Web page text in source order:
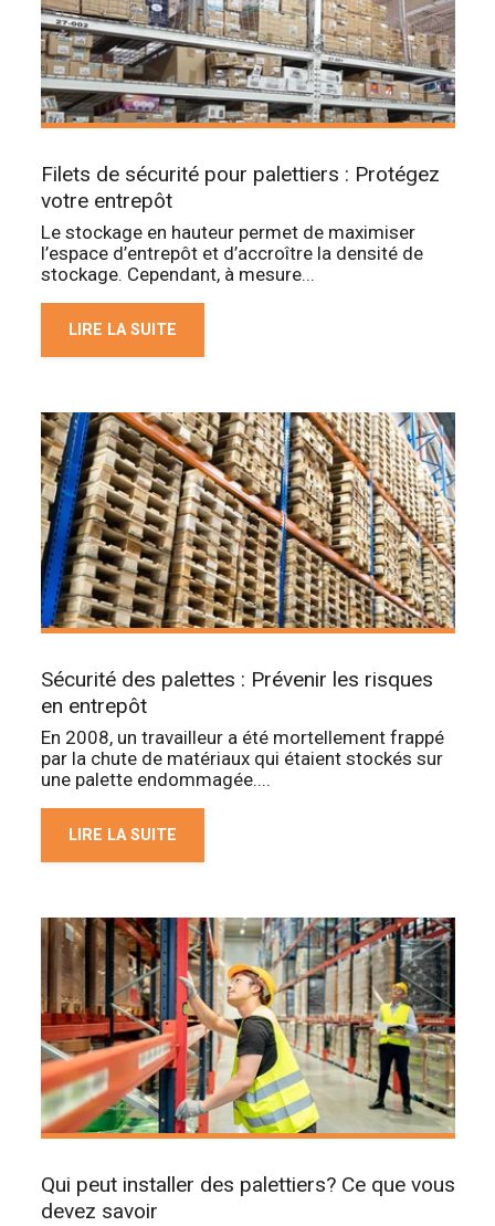
Filets de sécurité pour palettiers : Protégez
votre entrepôt
Le stockage en hauteur permet de maximiser
l’espace d’entrepôt et d’accroître la densité de
stockage. Cependant, à mesure...
LIRE LA SUITE
Sécurité des palettes : Prévenir les risques
en entrepôt
En 2008, un travailleur a été mortellement frappé
par la chute de matériaux qui étaient stockés sur
une palette endommagée....
LIRE LA SUITE
Qui peut installer des palettiers? Ce que vous
devez savoir